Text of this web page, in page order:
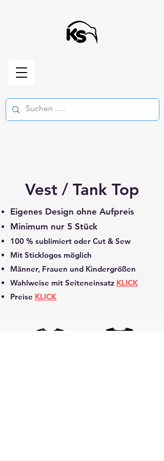
Vest / Tank Top
Eigenes Design ohne Aufpreis
Minimum nur 5 Stück
100 % sublimiert oder Cut & Sew
Mit Sticklogos möglich
Männer, Frauen und Kindergrößen
Wahlweise mit Seiteneinsatz KLICK
Preise KLICK